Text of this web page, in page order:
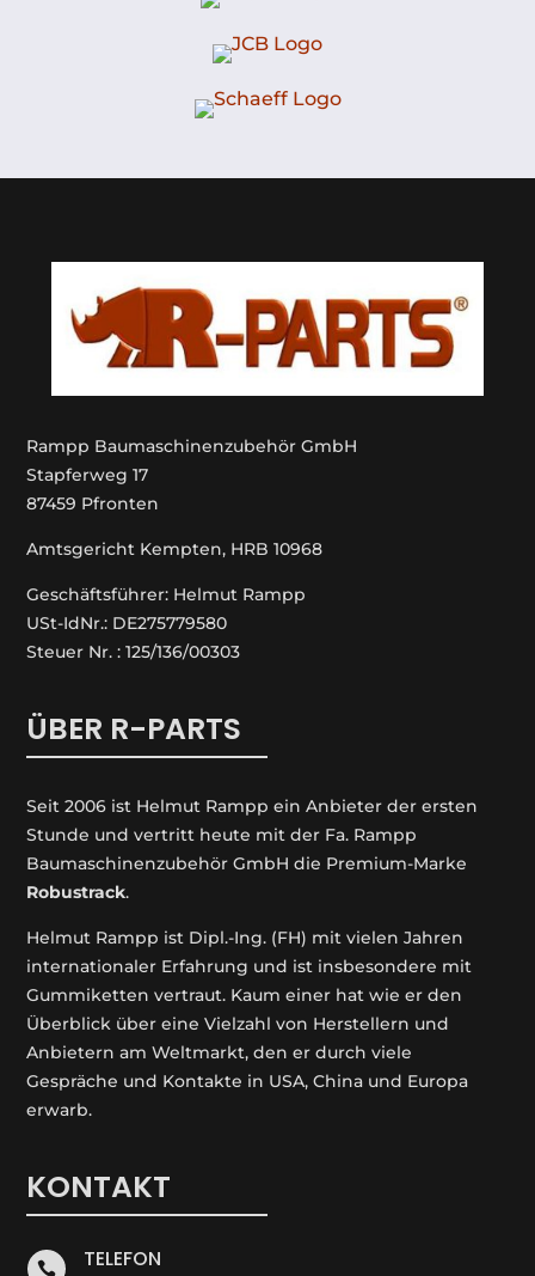
Rampp Baumaschinenzubehör GmbH
Stapferweg 17
87459 Pfronten
Amtsgericht Kempten, HRB 10968
Geschäftsführer: Helmut Rampp
USt-IdNr.: DE275779580
Steuer Nr. : 125/136/00303
ÜBER R-PARTS
Seit 2006 ist Helmut Rampp ein An­bieter der ersten
Stunde und vertritt heute mit der Fa. Rampp
Baumaschinenzubehör GmbH die Premium-Marke
Robustrack.
Helmut Rampp ist Dipl.-Ing. (FH) mit vielen Jahren
internationaler Erfahrung und ist insbesondere mit
Gummiketten vertraut. Kaum einer hat wie er den
Überblick über eine Vielzahl von Herstellern und
Anbietern am Weltmarkt, den er durch viele
Gespräche und Kontakte in USA, China und Europa
erwarb.
KONTAKT
 TELEFON